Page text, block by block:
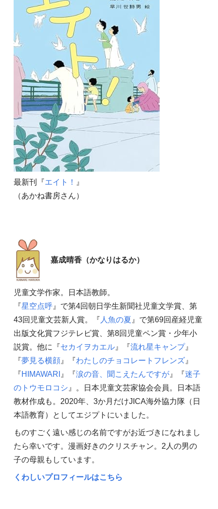
最新刊『エイト！
』
（あかね書房さん）
嘉成晴香（かなりはるか）
児童文学作家。日本語教師。
『星空点呼』で第4回朝日学生新聞社児童文学賞、第
43回児童文芸新人賞。『 人魚の夏 』で第69回産経児童
出版文化賞フジテレビ賞、第8回児童ペン賞・少年小
説賞。他に『セカイヲカエル』『流れ星キャンプ』
『夢見る横顔』『わたしのチョコレートフレンズ』
『HIMAWARI 』『涙の音、聞こえたんですが』『迷子
のトウモロコシ 』。日本児童文芸家協会会員。日本語
教材作成も。2020年、3か月だけJICA海外協力隊（日
本語教育）としてエジプトにいました。
ものすごく遠い感じの名前ですがお近づきになれまし
たら幸いです。漫画好きのクリスチャン。2人の男の
子の母親もしています。
くわしいプロフィールはこちら